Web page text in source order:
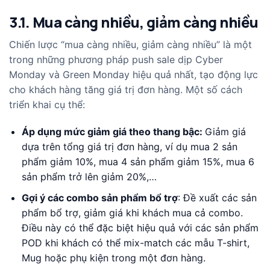
3.1. Mua càng nhiều, giảm càng nhiều
Chiến lược “mua càng nhiều, giảm càng nhiều” là một
trong những phương pháp push sale dịp Cyber
Monday và Green Monday hiệu quả nhất, tạo động lực
cho khách hàng tăng giá trị đơn hàng. Một số cách
triển khai cụ thể:
Áp dụng mức giảm giá theo thang bậc: Giảm giá
dựa trên tổng giá trị đơn hàng, ví dụ mua 2 sản
phẩm giảm 10%, mua 4 sản phẩm giảm 15%, mua 6
sản phẩm trở lên giảm 20%,…
Gợi ý các combo sản phẩm bổ trợ: Đề xuất các sản
phẩm bổ trợ, giảm giá khi khách mua cả combo.
Điều này có thể đặc biệt hiệu quả với các sản phẩm
POD khi khách có thể mix-match các mẫu T-shirt,
Mug hoặc phụ kiện trong một đơn hàng.